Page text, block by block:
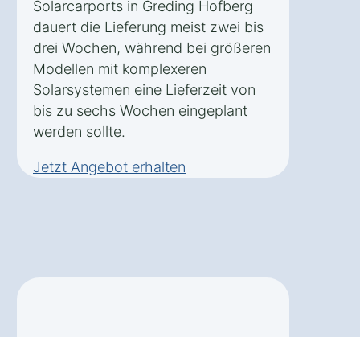
Solarcarports in Greding Hofberg
dauert die Lieferung meist zwei bis
drei Wochen, während bei größeren
Modellen mit komplexeren
Solarsystemen eine Lieferzeit von
bis zu sechs Wochen eingeplant
werden sollte.
Jetzt Angebot erhalten